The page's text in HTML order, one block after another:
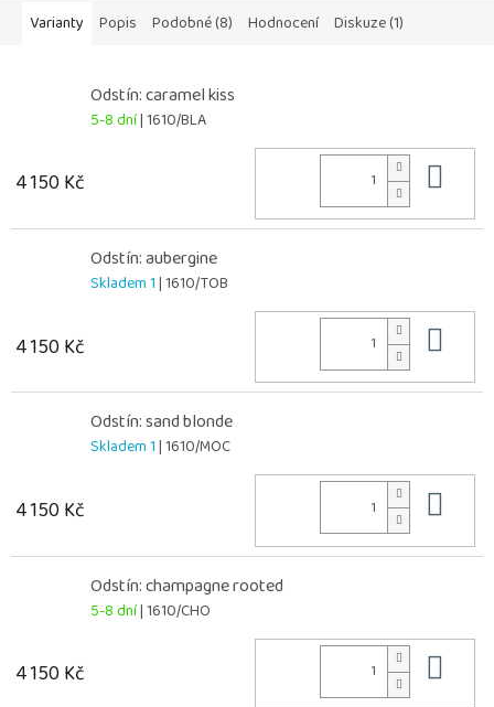
Varianty Popis Podobné (8) Hodnocení Diskuze (1)
Odstín: caramel kiss
5-8 dní| 1610/BLA
4 150 Kč
Odstín: aubergine
Skladem 1| 1610/TOB
4 150 Kč
Odstín: sand blonde
Skladem 1| 1610/MOC
4 150 Kč
Odstín: champagne rooted
5-8 dní| 1610/CHO
4 150 Kč